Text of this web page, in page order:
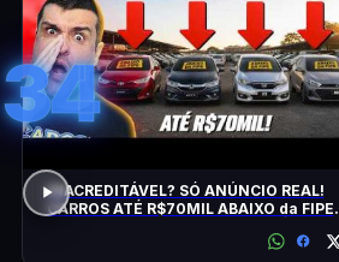
34
INACREDITÁVEL? SÓ ANÚNCIO REAL!
CARROS ATÉ R$70MIL ABAIXO da FIPE: